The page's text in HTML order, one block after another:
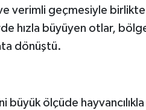
ve verimli geçmesiyle
hızla büyüyen otlar,
dönüştü.
büyük ölçüde